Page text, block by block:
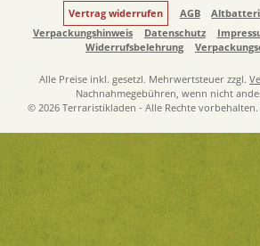
Vertrag widerrufen AGB
Verpackungshinweis
Datenschutz
Widerrufsbelehrung
Alle Preise inkl. gesetzl. Mehrwertsteuer zzgl.
Nachnahmegebühren, wenn nicht
© 2026 Terraristikladen - Alle Rechte